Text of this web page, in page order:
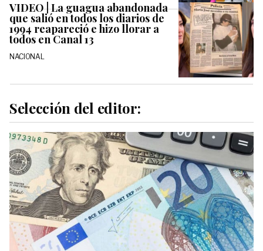
VIDEO | La guagua abandonada
que salió en todos los diarios de
1994 reapareció e hizo llorar a
todos en Canal 13
NACIONAL
Selección del editor: